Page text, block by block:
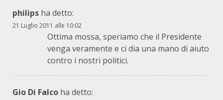
philips ha detto:
21 Luglio 2011 alle 10:02
Ottima mossa, speriamo che il Presidente
venga veramente e ci dia una mano di aiuto
contro i nostri politici.
Gio Di Falco ha detto: